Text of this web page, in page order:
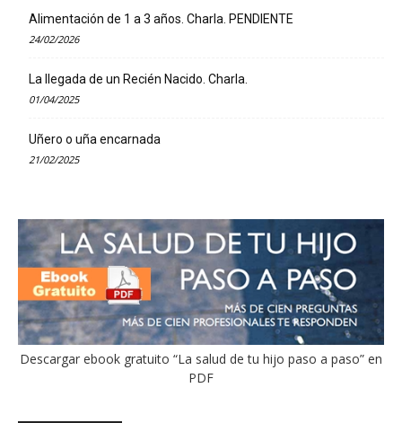
Alimentación de 1 a 3 años. Charla. PENDIENTE
24/02/2026
La llegada de un Recién Nacido. Charla.
01/04/2025
Uñero o uña encarnada
21/02/2025
Descargar ebook gratuito “La salud de tu hijo paso a paso” en
PDF